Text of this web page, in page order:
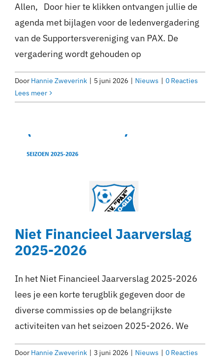
Allen, Door hier te klikken ontvangen jullie de
agenda met bijlagen voor de ledenvergadering
van de Supportersvereniging van PAX. De
vergadering wordt gehouden op
Door Hannie Zweverink | 5 juni 2026 | Nieuws | 0 Reacties
Lees meer
Niet Financieel Jaarverslag
2025-2026
In het Niet Financieel Jaarverslag 2025-2026
lees je een korte terugblik gegeven door de
diverse commissies op de belangrijkste
activiteiten van het seizoen 2025-2026. We
Door Hannie Zweverink 3 juni 2026 Nieuws
0 Reacties